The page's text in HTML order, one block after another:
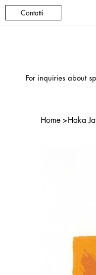
Contatti
For inquiries about
Home >Haka